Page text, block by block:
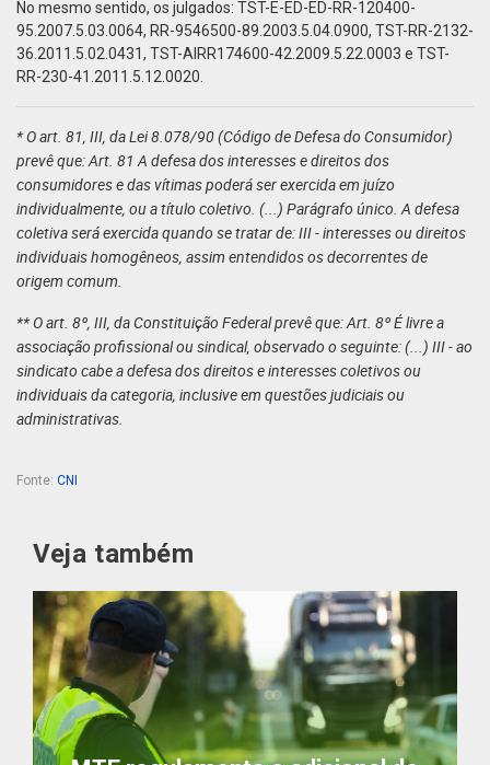
No mesmo sentido, os julgados: TST-E-ED-ED-RR-120400-
95.2007.5.03.0064, RR-9546500-89.2003.5.04.0900, TST-RR-2132-
36.2011.5.02.0431, TST-AIRR174600-42.2009.5.22.0003 e TST-
RR-230-41.2011.5.12.0020.
* O art. 81, III, da Lei 8.078/90 (Código de Defesa do Consumidor)
prevê que: Art. 81 A defesa dos interesses e direitos dos
consumidores e das vítimas poderá ser exercida em juízo
individualmente, ou a título coletivo. (...) Parágrafo único. A defesa
coletiva será exercida quando se tratar de: III - interesses ou direitos
individuais homogêneos, assim entendidos os decorrentes de
origem comum.
** O art. 8º, III, da Constituição Federal prevê que: Art. 8º É livre a
associação profissional ou sindical, observado o seguinte: (...) III - ao
sindicato cabe a defesa dos direitos e interesses coletivos ou
individuais da categoria, inclusive em questões judiciais ou
administrativas.
Fonte: CNI
Veja também